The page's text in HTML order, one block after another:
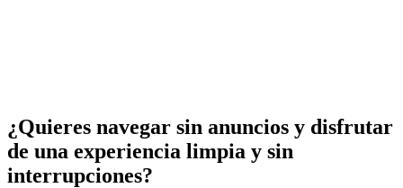
¿Quieres navegar sin anuncios y disfrutar
de una experiencia limpia y sin
interrupciones?